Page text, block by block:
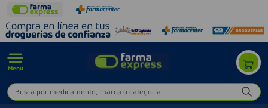
Menú
Busca por medicamento, marca o categoría